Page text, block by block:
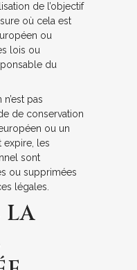
de l’objectif
où cela est
ou
lois ou
du
pas
de conservation
ou un
expire, les
sont
ou supprimées
légales.
LA